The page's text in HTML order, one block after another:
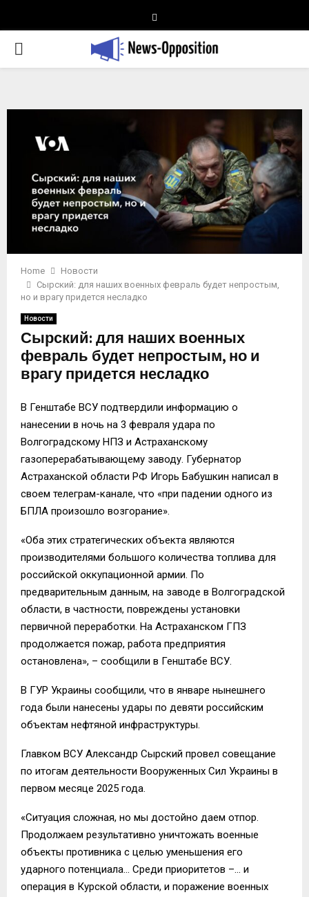
PRIMARY
Home
Новости
Сырский: для наших военных февраль будет непростым,
но и врагу придется несладко
Новости
Сырский: для наших военных
февраль будет непростым, но и
врагу придется несладко
В Генштабе ВСУ подтвердили информацию о
нанесении в ночь на 3 февраля удара по
Волгоградскому НПЗ и Астраханскому
газоперерабатывающему заводу. Губернатор
Астраханской области РФ Игорь Бабушкин написал в
своем телеграм-канале, что «при падении одного из
БПЛА произошло возгорание».
«Оба этих стратегических объекта являются
производителями большого количества топлива для
российской оккупационной армии. По
предварительным данным, на заводе в Волгоградской
области, в частности, повреждены установки
первичной переработки. На Астраханском ГПЗ
продолжается пожар, работа предприятия
остановлена», – сообщили в Генштабе ВСУ.
В ГУР Украины сообщили, что в январе нынешнего
года были нанесены удары по девяти российским
объектам нефтяной инфраструктуры.
Главком ВСУ Александр Сырский провел совещание
по итогам деятельности Вооруженных Сил Украины в
первом месяце 2025 года.
«Ситуация сложная, но мы достойно даем отпор.
Продолжаем результативно уничтожать военные
объекты противника с целью уменьшения его
ударного потенциала… Среди приоритетов –… и
операция в Курской области, и поражение военных